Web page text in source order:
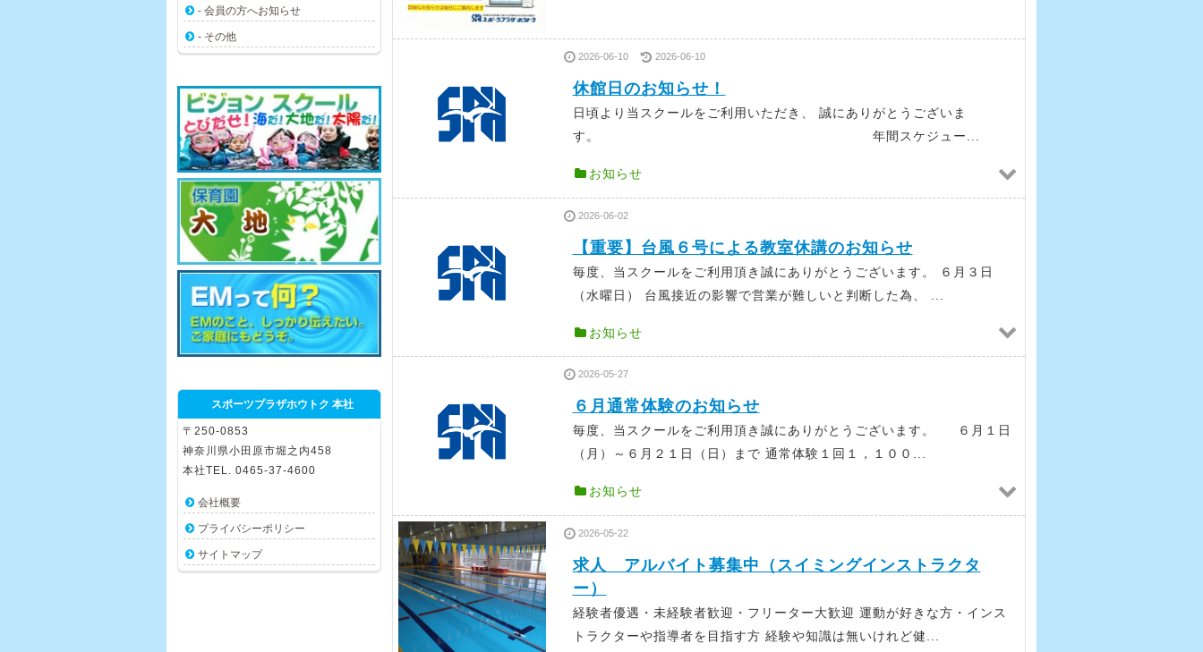
2026-06-10 2026-06-10
休館日のお知らせ！
日頃より当スクールをご利用いただき、 誠にありがとうございま
す。 年間スケジュー...
お知らせ
2026-06-02
【重要】台風６号による教室休講のお知らせ
毎度、当スクールをご利用頂き誠にありがとうございます。 ６月３日
（水曜日） 台風接近の影響で営業が難しいと判断した為、 ...
お知らせ
2026-05-27
６月通常体験のお知らせ
毎度、当スクールをご利用頂き誠にありがとうございます。 ６月１日
（月）～６月２１日（日）まで 通常体験１回１，１００...
お知らせ
2026-05-22
求人 アルバイト募集中（スイミングインストラクタ
ー）
経験者優遇・未経験者歓迎・フリーター大歓迎 運動が好きな方・インス
トラクターや指導者を目指す方 経験や知識は無いけれど健...
- 会員の方へお知らせ
- その他
スポーツプラザホウトク 本社
〒250-0853
神奈川県小田原市堀之内458
本社TEL. 0465-37-4600
会社概要
プライバシーポリシー
サイトマップ